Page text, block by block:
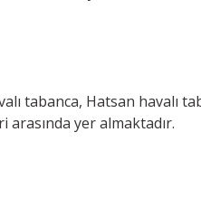
tabanca, Hatsan havalı
arasında yer almaktadır.